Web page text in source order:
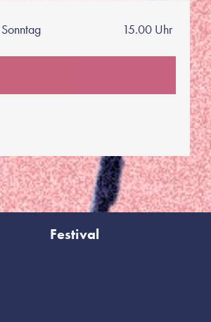
Sonntag
15.00 Uhr
Festival